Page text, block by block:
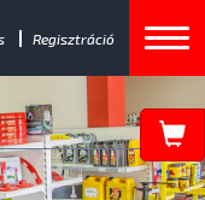
Regisztráció